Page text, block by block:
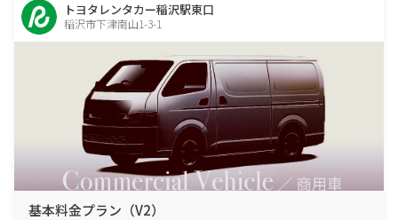
トヨタレンタカー稲沢駅東口
稲沢市下津南山1-3-1
基本料金プラン（V2）